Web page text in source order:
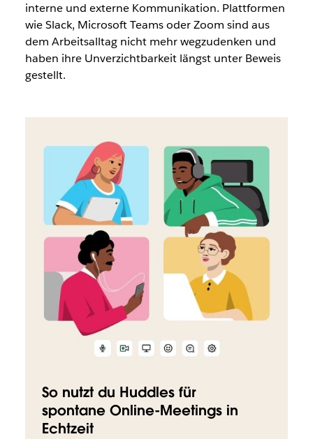
interne und externe Kommunikation. Plattformen
wie Slack, Microsoft Teams oder Zoom sind aus
dem Arbeitsalltag nicht mehr wegzudenken und
haben ihre Unverzichtbarkeit längst unter Beweis
gestellt.
So nutzt du Huddles für
spontane Online-Meetings in
Echtzeit